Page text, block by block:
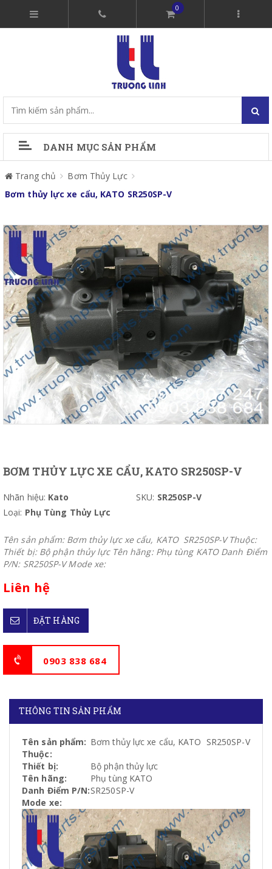
0
DANH MỤC SẢN PHẨM
Trang chủ
Bơm Thủy Lực
Bơm thủy lực xe cẩu, KATO SR250SP-V
BƠM THỦY LỰC XE CẨU, KATO SR250SP-V
Nhãn hiệu: Kato SKU: SR250SP-V
Loại: Phụ Tùng Thủy Lực
Tên sản phẩm: Bơm thủy lực xe cẩu, KATO SR250SP-V Thuộc:
Thiết bị: Bộ phận thủy lực Tên hãng: Phụ tùng KATO Danh Điểm
P/N: SR250SP-V Mode xe:
Liên hệ
ĐẶT HÀNG
0903 838 684
THÔNG TIN SẢN PHẨM
Tên sản phẩm: Bơm thủy lực xe cẩu, KATO SR250SP-V
Thuộc:
Thiết bị:
Bộ phận thủy lực
Tên hãng:
Phụ tùng KATO
Danh Điểm P/N:SR250SP-V
Mode xe: